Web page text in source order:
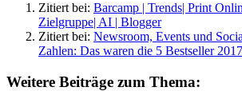
Zitiert bei: Barcamp | Trends| Print
Zielgruppe| AI | Blogger
Zitiert bei: Newsroom, Events und
Zahlen: Das waren die 5 Bestseller
Weitere Beiträge zum Thema: